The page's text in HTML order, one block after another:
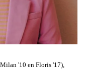
'10 en Floris '17),